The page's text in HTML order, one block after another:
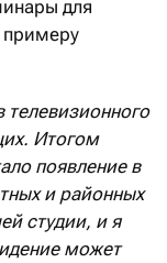
для
телевизионного
Итогом
появление в
и районных
студии, и я
может